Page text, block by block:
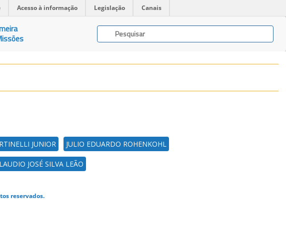
Acesso à informação Legislação Canais
JUNIOR JULIO EDUARDO ROHENKOHL
JOSÉ SILVA LEÃO
reservados.